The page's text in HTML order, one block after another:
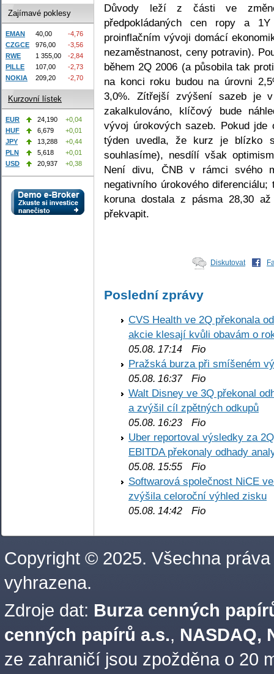
Důvody leží z části ve
předpokládaných cen ropy a
proinflačním vývoji domácí
nezaměstnanost, ceny potravin).
během 2Q 2006 (a působila tak
na konci roku budou na úrovni
3,0%. Zítřejší zvýšení sazeb je
zakalkulováno, klíčový bude
vývoj úrokových sazeb. Pokud jde
týden uvedla, že kurz je blízko
souhlasíme), nesdílí však
Není divu, ČNB v rámci svého
negativního úrokového
koruna dostala z pásma 28,30
překvapit.
Diskutovat
Poslední zprávy
CVS Health ve 2Q překonala
akcie klesají kvůli obavám o
05.08. 17:14 Fio
Pražská burza při smíšeném
05.08. 16:37Fio
Walt Disney ve 3Q překonal
a zvýšil cíl zpětných odkupů
05.08. 16:23 Fio
Uber reportoval výsledky za
EBITDA překonaly odhady
05.08. 15:55 Fio
Softwarová společnost NiCE
zvýšila celoroční výhled zisku
05.08. 14:42 Fio
Zajímavé poklesy
EMAN 40,00
-4,76
CZGCE
976,00
-3,56
RWE
1 355,00
-2,84
PILLE
107,00
-2,73
NOKIA
209,20 -2,70
Kurzovní lístek
EUR 24,190
+0,04
HUF
6,679
+0,01
JPY
13,288
+0,44
PLN
5,618
+0,01
USD
20,937 +0,38
Copyright © 2025. Všechna práva
vyhrazena.
Zdroje dat: Burza cenných
cenných papírů a.s., NASDAQ,
ze zahraničí jsou zpožděna o 20